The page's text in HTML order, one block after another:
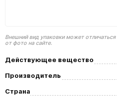
Внешний вид упаковки может отличаться
от фото на сайте.
Действующее вещество
Производитель
Страна